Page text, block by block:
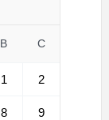
B C
1 2
8 9